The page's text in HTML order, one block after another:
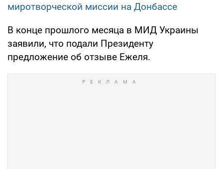
миротворческой миссии на Донбассе
В конце прошлого месяца в МИД Украины
заявили, что подали Президенту
предложение об отзыве Ежеля.